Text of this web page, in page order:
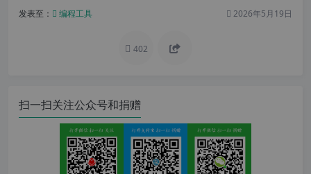
发表至： 编程工具 2026年5月19日
402
扫一扫关注公众号和捐赠